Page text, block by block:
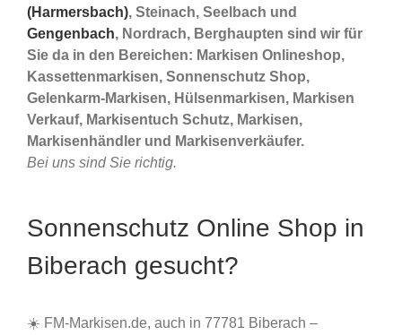
(Harmersbach), Steinach, Seelbach und
Gengenbach, Nordrach, Berghaupten sind wir für
Sie da in den Bereichen: Markisen Onlineshop,
Kassettenmarkisen, Sonnenschutz Shop,
Gelenkarm-Markisen, Hülsenmarkisen, Markisen
Verkauf, Markisentuch Schutz, Markisen,
Markisenhändler und Markisenverkäufer.
Bei uns sind Sie richtig.
Sonnenschutz Online Shop in
Biberach gesucht?
☀️ FM-Markisen.de, auch in 77781 Biberach –